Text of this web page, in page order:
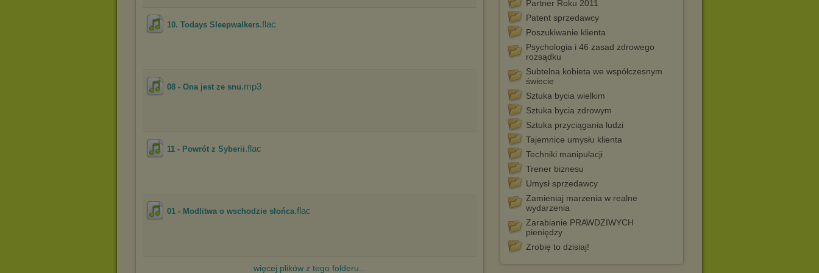
Pełną informację na ten temat znajdziesz pod adresem
Partner Roku 2011
Patent sprzedawcy
Poszukiwanie klienta
Psychologia i 46 zasad zdrowego
rozsądku
Subtelna kobieta we współczesnym
świecie
Sztuka bycia wielkim
Sztuka bycia zdrowym
Sztuka przyciągania ludzi
Tajemnice umysłu klienta
Techniki manipulacji
Trener biznesu
Umysł sprzedawcy
Zamieniaj marzenia w realne
wydarzenia
Zarabianie PRAWDZIWYCH
pieniędzy
Zrobię to dzisiaj!
10. Todays Sleepwalkers.flac
08 - Ona jest ze snu.mp3
11 - Powrót z Syberii.flac
01 - Modlitwa o wschodzie słońca.flac
więcej plików z tego folderu...